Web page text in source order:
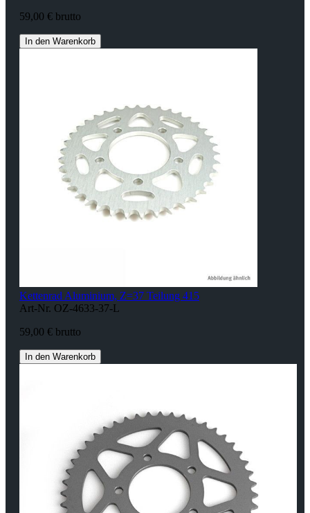
59,00 € brutto
In den Warenkorb
Kettenrad Aluminium, Z=37 Teilung 415
Art-Nr. OZ-4633-37-L
59,00 € brutto
In den Warenkorb